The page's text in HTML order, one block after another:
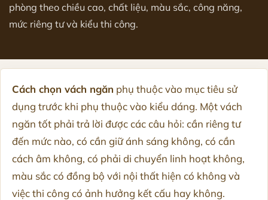
phòng theo chiều cao, chất liệu, màu sắc, công năng,
mức riêng tư và kiểu thi công.
Cách chọn vách ngăn phụ thuộc vào mục tiêu sử
dụng trước khi phụ thuộc vào kiểu dáng. Một vách
ngăn tốt phải trả lời được các câu hỏi: cần riêng tư
đến mức nào, có cần giữ ánh sáng không, có cần
cách âm không, có phải di chuyển linh hoạt không,
màu sắc có đồng bộ với nội thất hiện có không và
việc thi công có ảnh hưởng kết cấu hay không.